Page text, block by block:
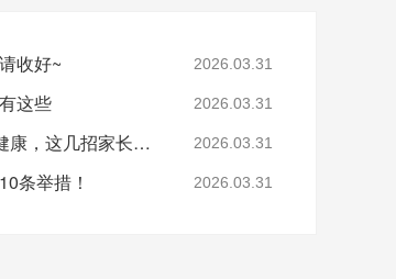
收好~ 2026.03.31
这些 2026.03.31
养娃路上的“小心机”：守护孩子心理健康，这几招家长一定要会 2026.03.31
条举措！ 2026.03.31